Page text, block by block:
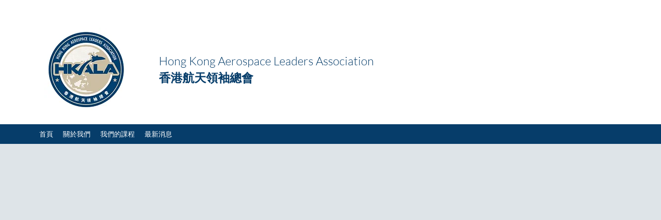
Hong Kong Aerospace Leaders Association
香港航天領袖總會
首頁 關於我們 我們的課程 最新消息